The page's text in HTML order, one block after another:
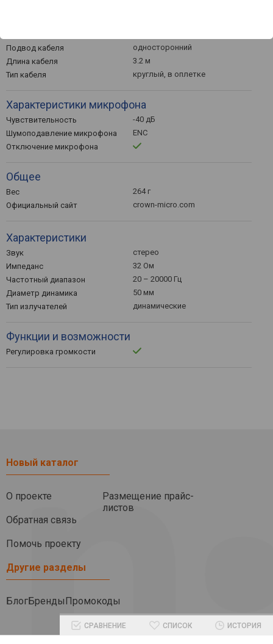
Подвод кабеля
односторонний
Длина кабеля
3.2 м
Тип кабеля
круглый, в оплетке
Характеристики микрофона
Чувствительность
-40 дБ
Шумоподавление микрофона
ENC
Отключение микрофона
Общее
Вес
264 г
Официальный сайт
crown-micro.com
Характеристики
Звук
стерео
Импеданс
32 Ом
Частотный диапазон
20 – 20000 Гц
Диаметр динамика
50 мм
Тип излучателей
динамические
Функции и возможности
Регулировка громкости
Новый каталог
О проекте
Обратная связь
Помочь проекту
Размещение прайс-
листов
Другие разделы
БлогБренды Промокоды
СРАВНЕНИЕ СПИСОК ИСТОРИЯ